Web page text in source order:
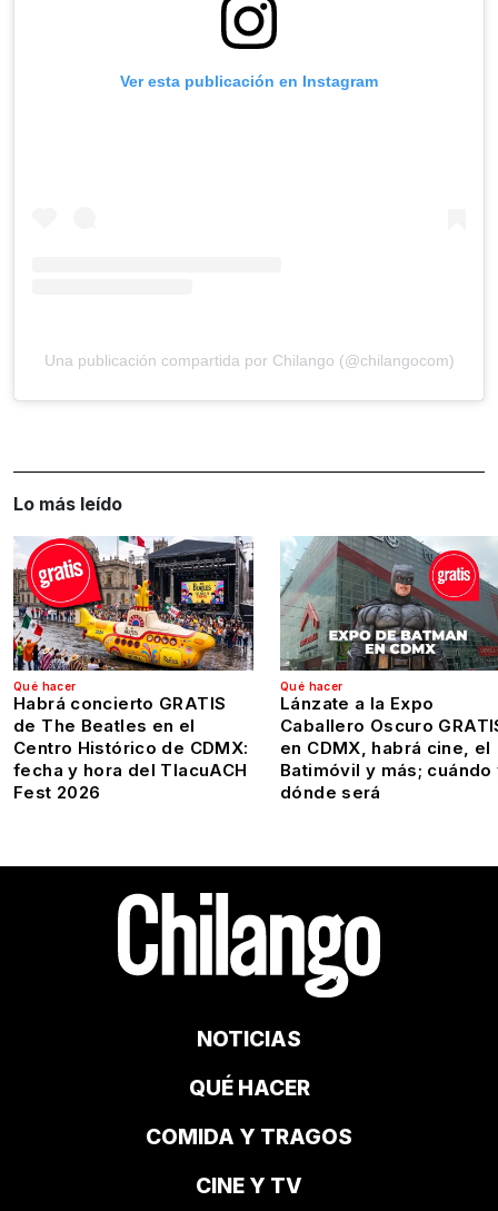
Ver esta publicación en Instagram
Una publicación compartida por Chilango (@chilangocom)
Lo más leído
Qué hacer
Habrá concierto GRATIS
de The Beatles en el
Centro Histórico de CDMX:
fecha y hora del TlacuACH
Fest 2026
Qué hacer
Lánzate a la Expo
Caballero Oscuro
en CDMX, habrá cine, el
Batimóvil y más; cuándo
dónde será
NOTICIAS
QUÉ HACER
COMIDA Y TRAGOS
CINE Y TV